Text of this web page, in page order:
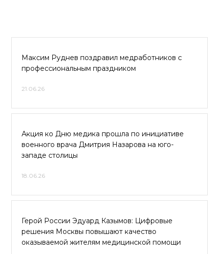
Максим Руднев поздравил медработников с
профессиональным праздником
21.06.26
Акция ко Дню медика прошла по инициативе
военного врача Дмитрия Назарова на юго-
западе столицы
18.06.26
Герой России Эдуард Казымов: Цифровые
решения Москвы повышают качество
оказываемой жителям медицинской помощи